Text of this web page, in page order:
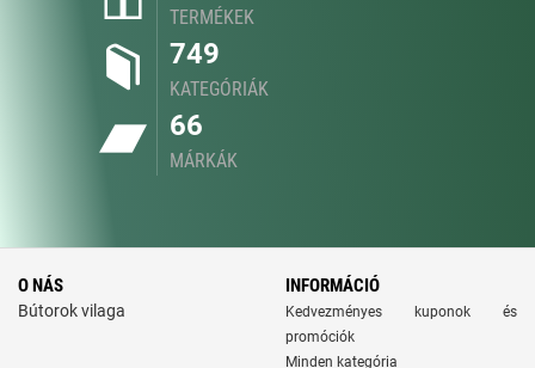
TERMÉKEK
749
KATEGÓRIÁK
66
MÁRKÁK
O NÁS
Bútorok vilaga
INFORMÁCIÓ
Kedvezményes kuponok és
promóciók
Minden kategória